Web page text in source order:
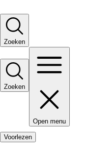
Zoeken
Zoeken
Open menu
Voorlezen